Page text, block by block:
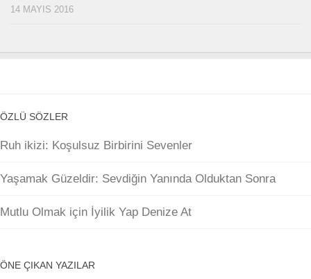
14 MAYIS 2016
ÖZLÜ SÖZLER
Ruh ikizi: Koşulsuz Birbirini Sevenler
Yaşamak Güzeldir: Sevdiğin Yanında Olduktan Sonra
Mutlu Olmak için İyilik Yap Denize At
ÖNE ÇIKAN YAZILAR